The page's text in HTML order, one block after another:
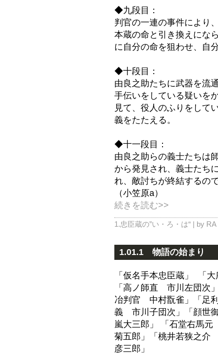
◆九段目：
判官の一連の事件により
本蔵の命と引き換えにな
に自分の命を狙わせ、自
◆十段目：
由良之助たちに武器を流
手伝いをしている疑いを
見て、役人のふりをして
義をたたえる。
◆十一段目：
由良之助らの義士たちは
から発見され、義士たち
れ、敵討ちが終結するの
（小笠原a）
続きを読む>>
1.忠臣蔵の”い・ろ・は“ | by
1.01.1 物語の始まり
「仮名手本忠臣蔵」 「大
「高ノ師直 市川左団次
冶判官 中村翫雀」
「足
義 市川子団次」
「顔
嵐大三郎」
「石堂右馬
菊五郎」
「桃井若狭之
彦三郎」